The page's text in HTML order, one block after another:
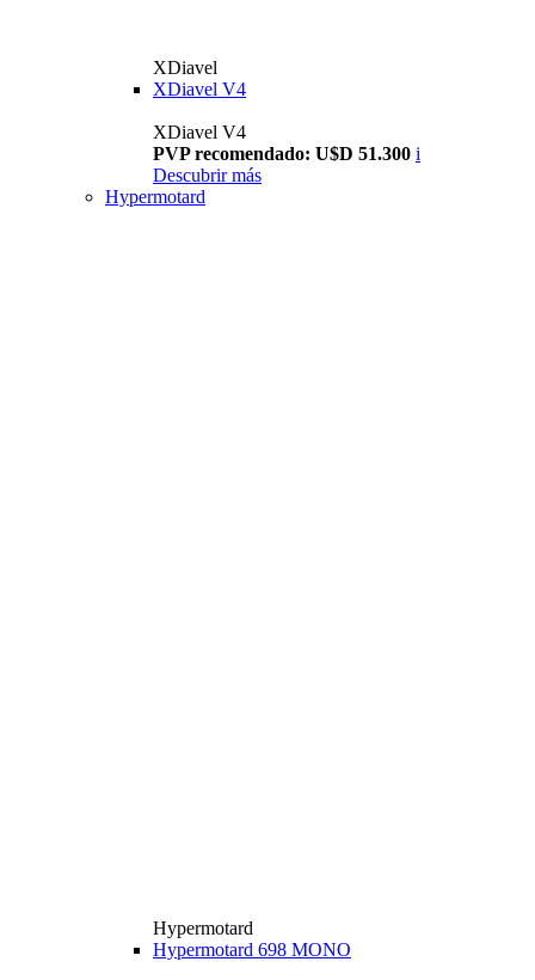
XDiavel
XDiavel V4
XDiavel V4
PVP recomendado: U$D 51.300 i
Descubrir más
Hypermotard
Hypermotard
Hypermotard 698 MONO